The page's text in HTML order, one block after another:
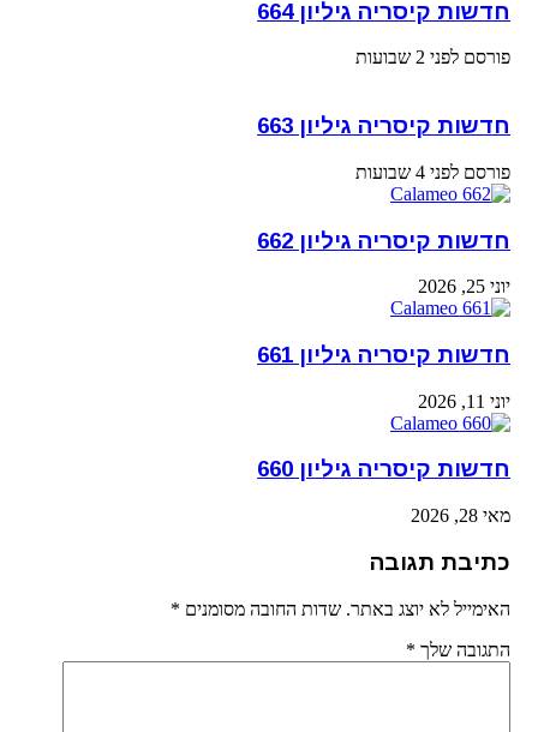
חדשות קיסריה גיליון 664
פורסם לפני 2 שבועות
חדשות קיסריה גיליון 663
פורסם לפני 4 שבועות
חדשות קיסריה גיליון 662
יוני 25, 2026
חדשות קיסריה גיליון 661
יוני 11, 2026
חדשות קיסריה גיליון 660
מאי 28, 2026
כתיבת תגובה
האימייל לא יוצג באתר. שדות החובה מסומנים *
התגובה שלך *